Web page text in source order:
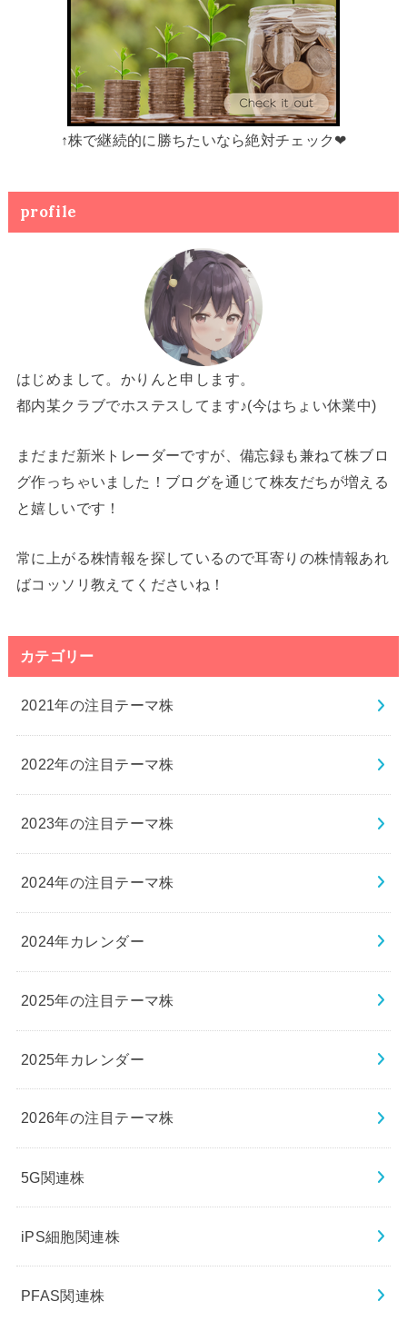
↑株で継続的に勝ちたいなら絶対チェック❤
profile
はじめまして。かりんと申します。
都内某クラブでホステスしてます♪(今はちょい休業中)
まだまだ新米トレーダーですが、備忘録も兼ねて株ブロ
グ作っちゃいました！ブログを通じて株友だちが増える
と嬉しいです！
常に上がる株情報を探しているので耳寄りの株情報あれ
ばコッソリ教えてくださいね！
カテゴリー
2021年の注目テーマ株
2022年の注目テーマ株
2023年の注目テーマ株
2024年の注目テーマ株
2024年カレンダー
2025年の注目テーマ株
2025年カレンダー
2026年の注目テーマ株
5G関連株
iPS細胞関連株
PFAS関連株